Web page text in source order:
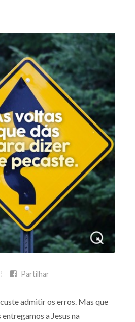
Partilhar
admitir os erros. Mas que
a Jesus na